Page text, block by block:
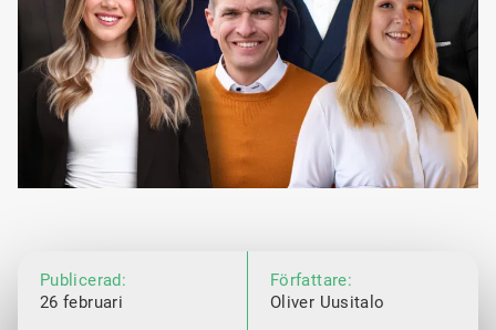
Publicerad:
26 februari
Författare:
Oliver Uusitalo